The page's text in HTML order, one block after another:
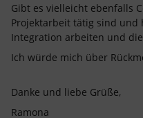
Gibt es vielleicht ebenfalls
Projektarbeit tätig sind
Integration arbeiten und
Ich würde mich über
Danke und liebe Grüße,
Ramona